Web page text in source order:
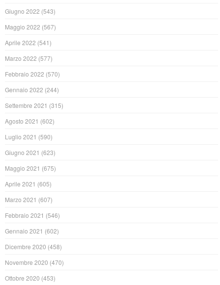
Giugno 2022 (543)
Maggio 2022 (567)
Aprile 2022 (541)
Marzo 2022 (577)
Febbraio 2022 (570)
Gennaio 2022 (244)
Settembre 2021 (315)
Agosto 2021 (602)
Luglio 2021 (590)
Giugno 2021 (623)
Maggio 2021 (675)
Aprile 2021 (605)
Marzo 2021 (607)
Febbraio 2021 (546)
Gennaio 2021 (602)
Dicembre 2020 (458)
Novembre 2020 (470)
Ottobre 2020 (453)